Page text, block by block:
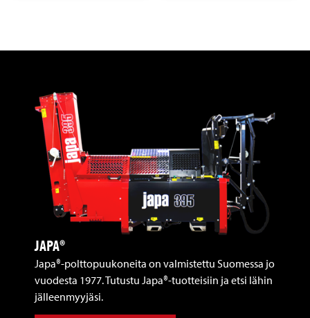
JAPA®
Japa®-polttopuukoneita on valmistettu Suomessa jo
vuodesta 1977. Tutustu Japa®-tuotteisiin ja etsi lähin
jälleenmyyjäsi.